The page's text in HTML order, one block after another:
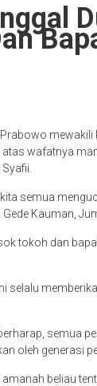
wafatnya
semua
Kauman,
tokoh dan
selalu
semua
oleh generasi
beliau